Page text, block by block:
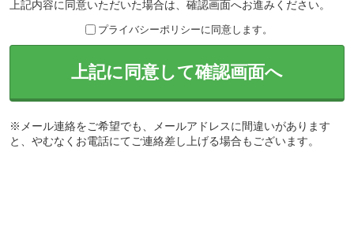
上記内容に同意いただいた場合は、確認画面へお進みください。
プライバシーポリシーに同意します。
上記に同意して確認画面へ
※メール連絡をご希望でも、メールアドレスに間違いがあります
と、やむなくお電話にてご連絡差し上げる場合もございます。